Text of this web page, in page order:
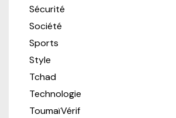
Sécurité
Société
Sports
Style
Tchad
Technologie
ToumaïVérif